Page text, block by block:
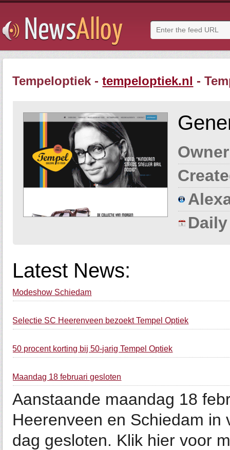
Tempeloptiek -tempeloptiek.nl -
Latest News:
Modeshow Schiedam
Selectie SC Heerenveen bezoekt Tempel Optiek
50 procent korting bij 50-jarig Tempel Optiek
Maandag 18 februari gesloten
Aanstaande maandag 18
Heerenveen en Schiedam
dag gesloten. Klik hier voor